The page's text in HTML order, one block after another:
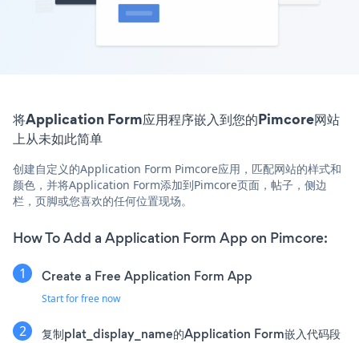
将Application Form应用程序嵌入到您的Pimcore网站
上从未如此简单
创建自定义的Application Form Pimcore应用，匹配网站的样式和
颜色，并将Application Form添加到Pimcore页面，帖子，侧边
栏，页脚或您喜欢的任何位置现场。
How To Add a Application Form App on Pimcore:
Create a Free Application Form App
Start for free now
复制plat_display_name的Application Form嵌入代码段